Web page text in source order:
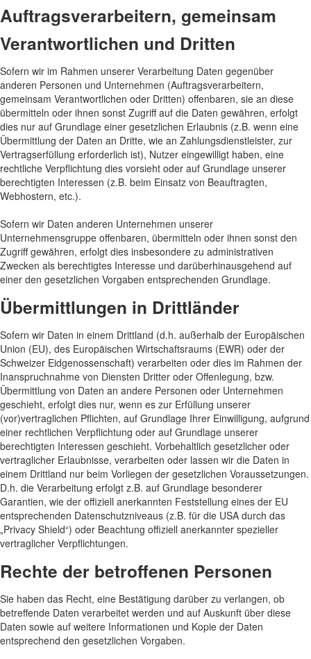
Auftragsverarbeitern, gemeinsam
Verantwortlichen und Dritten
Sofern wir im Rahmen unserer Verarbeitung Daten gegenüber
anderen Personen und Unternehmen (Auftragsverarbeitern,
gemeinsam Verantwortlichen oder Dritten) offenbaren, sie an diese
übermitteln oder ihnen sonst Zugriff auf die Daten gewähren, erfolgt
dies nur auf Grundlage einer gesetzlichen Erlaubnis (z.B. wenn eine
Übermittlung der Daten an Dritte, wie an Zahlungsdienstleister, zur
Vertragserfüllung erforderlich ist), Nutzer eingewilligt haben, eine
rechtliche Verpflichtung dies vorsieht oder auf Grundlage unserer
berechtigten Interessen (z.B. beim Einsatz von Beauftragten,
Webhostern, etc.).
Sofern wir Daten anderen Unternehmen unserer
Unternehmensgruppe offenbaren, übermitteln oder ihnen sonst den
Zugriff gewähren, erfolgt dies insbesondere zu administrativen
Zwecken als berechtigtes Interesse und darüberhinausgehend auf
einer den gesetzlichen Vorgaben entsprechenden Grundlage.
Übermittlungen in Drittländer
Sofern wir Daten in einem Drittland (d.h. außerhalb der Europäischen
Union (EU), des Europäischen Wirtschaftsraums (EWR) oder der
Schweizer Eidgenossenschaft) verarbeiten oder dies im Rahmen der
Inanspruchnahme von Diensten Dritter oder Offenlegung, bzw.
Übermittlung von Daten an andere Personen oder Unternehmen
geschieht, erfolgt dies nur, wenn es zur Erfüllung unserer
(vor)vertraglichen Pflichten, auf Grundlage Ihrer Einwilligung, aufgrund
einer rechtlichen Verpflichtung oder auf Grundlage unserer
berechtigten Interessen geschieht. Vorbehaltlich gesetzlicher oder
vertraglicher Erlaubnisse, verarbeiten oder lassen wir die Daten in
einem Drittland nur beim Vorliegen der gesetzlichen Voraussetzungen.
D.h. die Verarbeitung erfolgt z.B. auf Grundlage besonderer
Garantien, wie der offiziell anerkannten Feststellung eines der EU
entsprechenden Datenschutzniveaus (z.B. für die USA durch das
„Privacy Shield“) oder Beachtung offiziell anerkannter spezieller
vertraglicher Verpflichtungen.
Rechte der betroffenen Personen
Sie haben das Recht, eine Bestätigung darüber zu verlangen, ob
betreffende Daten verarbeitet werden und auf Auskunft über diese
Daten sowie auf weitere Informationen und Kopie der Daten
entsprechend den gesetzlichen Vorgaben.